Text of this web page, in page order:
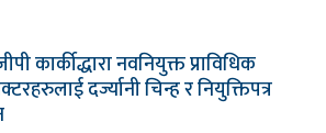
कार्कीद्धारा नवनियुक्त प्राविधिक
दर्ज्यानी चिन्ह र नियुक्तिपत्र